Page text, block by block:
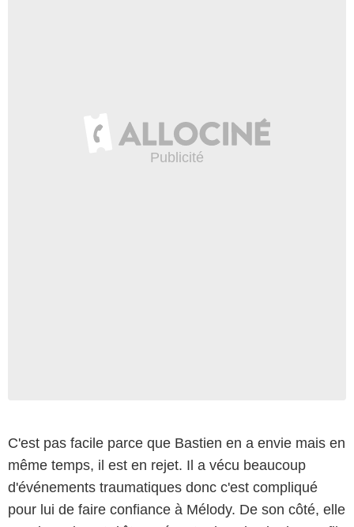
C'est pas facile parce que Bastien en a envie mais en
même temps, il est en rejet. Il a vécu beaucoup
d'événements traumatiques donc c'est compliqué
pour lui de faire confiance à Mélody. De son côté, elle